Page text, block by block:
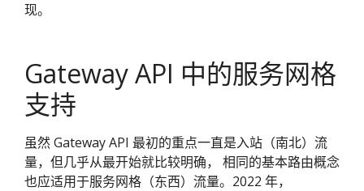
现。
Gateway API 中的服务网格
支持
虽然 Gateway API 最初的重点一直是入站（南北）流
量，但几乎从最开始就比较明确， 相同的基本路由概念
也应适用于服务网格（东西）流量。2022 年，